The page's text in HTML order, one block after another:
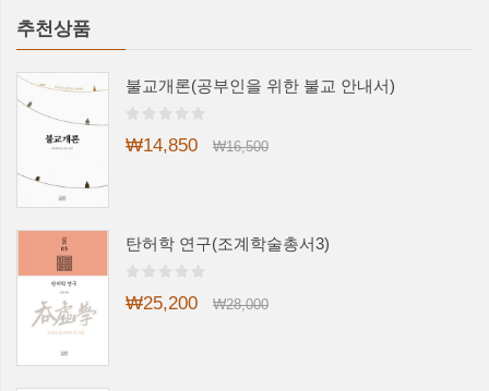
추천상품
불교개론(공부인을 위한 불교 안내서)
₩14,850 ₩16,500
탄허학 연구(조계학술총서3)
₩25,200 ₩28,000